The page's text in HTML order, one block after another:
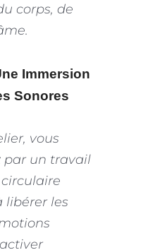
corps, de
Immersion
Sonores
vous
par un travail
libérer les